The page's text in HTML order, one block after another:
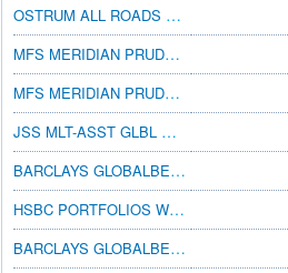
OSTRUM ALL ROADS MAC ALLC N/A EUR
MFS MERIDIAN PRUDENT CAPITAL AH1 EUR
MFS MERIDIAN PRUDENT WEALTH AH1 EUR
JSS MLT-ASST GLBL OPP C EUR INC
BARCLAYS GLOBALBETA PORT 2 C DIS EUR
HSBC PORTFOLIOS WORLD SELECTION 2 ADHEUR
BARCLAYS GLOBALBETA PORT 3 D DIS EUR